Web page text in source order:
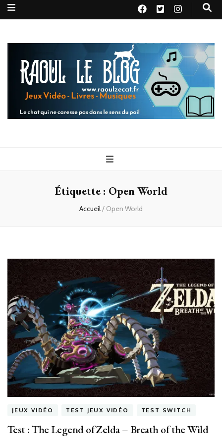
Raoul le
blog
Étiquette : Open World
Accueil/ Open World
JEUX VIDÉO TEST JEUX VIDÉO TEST SWITCH
Test : The Legend of Zelda – Breath of the Wild